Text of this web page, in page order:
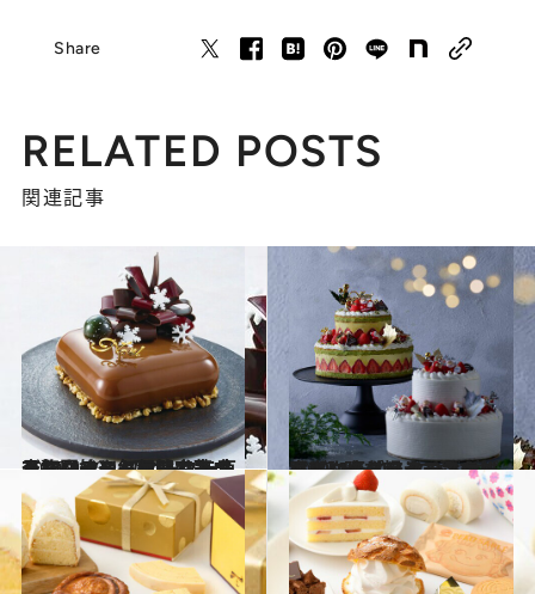
Share
RELATED POSTS
関連記事
2025.9.23
〈10/1クリスマスケーキ予約開始〉 【オークラ東京】ウイスキー樽で熟成したコーヒー風味のスペシャリテや毎年即完売の人気ショートケーキも
グルメ 2025.9.24
〈10/1予約スタート！〉香ばしいピスタチオクリームに丸ごとイチゴがずらり…時を超えて愛される【ウェスティンホテル東京】のクリスマスケーキ！
グルメ